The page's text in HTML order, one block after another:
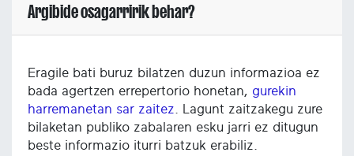
Argibide osagarririk behar?
Eragile bati buruz bilatzen duzun informazioa ez
bada agertzen errepertorio honetan, gurekin
harremanetan sar zaitez . Lagunt zaitzakegu zure
bilaketan publiko zabalaren esku jarri ez ditugun
beste informazio iturri batzuk erabiliz.